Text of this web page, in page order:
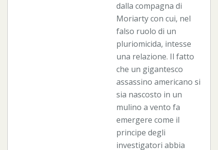
dalla compagna di
Moriarty con cui, nel
falso ruolo di un
pluriomicida, intesse
una relazione. Il fatto
che un gigantesco
assassino americano si
sia nascosto in un
mulino a vento fa
emergere come il
principe degli
investigatori abbia